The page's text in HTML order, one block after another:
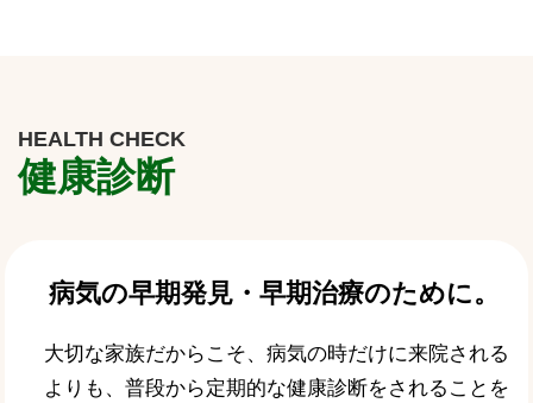
HEALTH CHECK
健康診断
病気の早期発見・早期治療のために。
大切な家族だからこそ、病気の時だけに来院される
よりも、普段から定期的な健康診断をされることを